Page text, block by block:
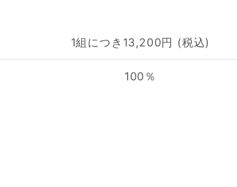
1組につき13,200円 (税込)
100％